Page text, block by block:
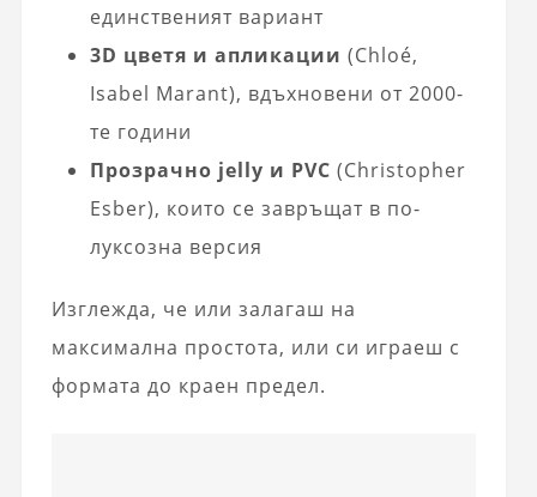
единственият вариант
3D цветя и апликации (Chloé,
Isabel Marant), вдъхновени от 2000-
те години
Прозрачно jelly и PVC (Christopher
Esber), които се завръщат в по-
луксозна версия
Изглежда, че или залагаш на
максимална простота, или си играеш с
формата до краен предел.